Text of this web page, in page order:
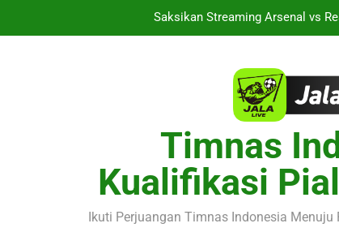
Saksikan Streaming Arsenal vs
Streaming Monaco vs Getafe
Jalalive Kupas Tuntas KuPS
Saksikan Streaming Arsenal vs
Jalalive Hadirkan Streaming AC
Timnas
Kualifikasi
Ikuti Perjuangan Timnas Indonesia